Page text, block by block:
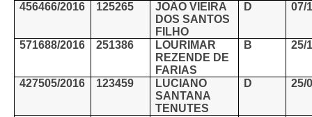
456466/2016 125265
JOÃO VIEIRA
DOS SANTOS
FILHO
D 07/
571688/2016 251386
LOURIMAR
REZENDE DE
FARIAS
B 25/
427505/2016 123459
LUCIANO
SANTANA
TENUTES
D 25/